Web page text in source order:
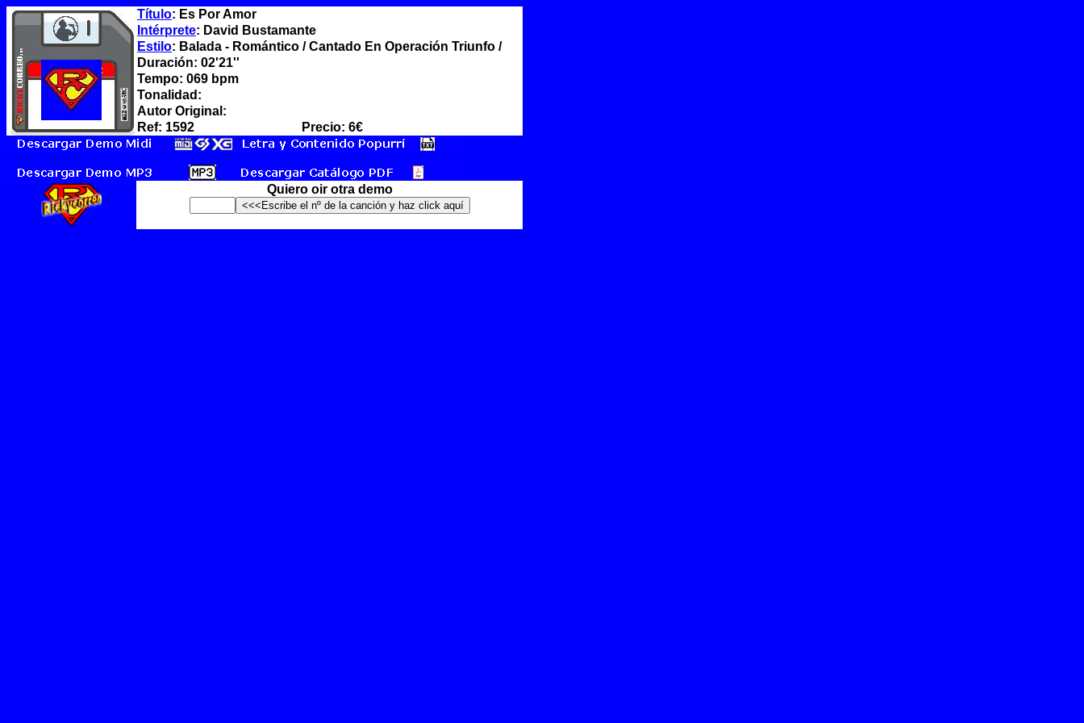
Título: Es Por Amor
Intérprete: David Bustamante
Estilo: Balada - Romántico / Cantado En Operación Triunfo /
Duración: 02'21''
Tempo: 069 bpm
Tonalidad:
Autor Original:
Ref: 1592
Precio: 6€
Quiero oir otra demo